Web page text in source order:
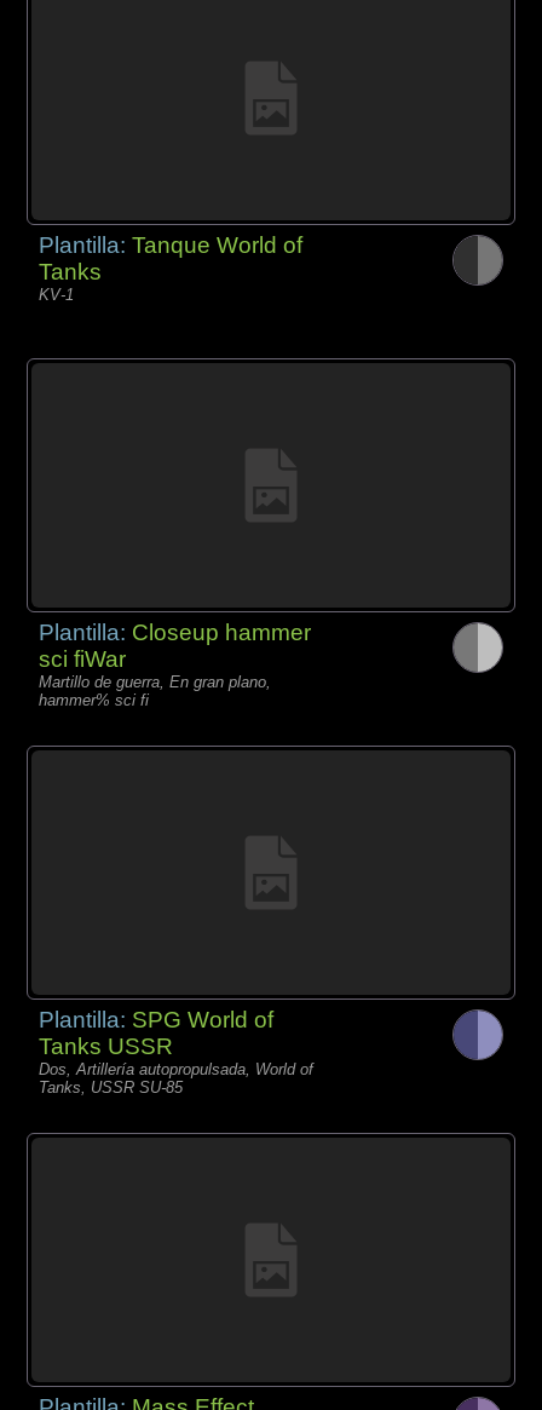
Plantilla:Tanque World of
Tanks
KV-1
Plantilla: Closeup hammer
sci fiWar
Martillo de guerra, En gran plano,
hammer% sci fi
Plantilla: SPG World of
Tanks USSR
Dos, Artillería autopropulsada, World of
Tanks, USSR SU-85